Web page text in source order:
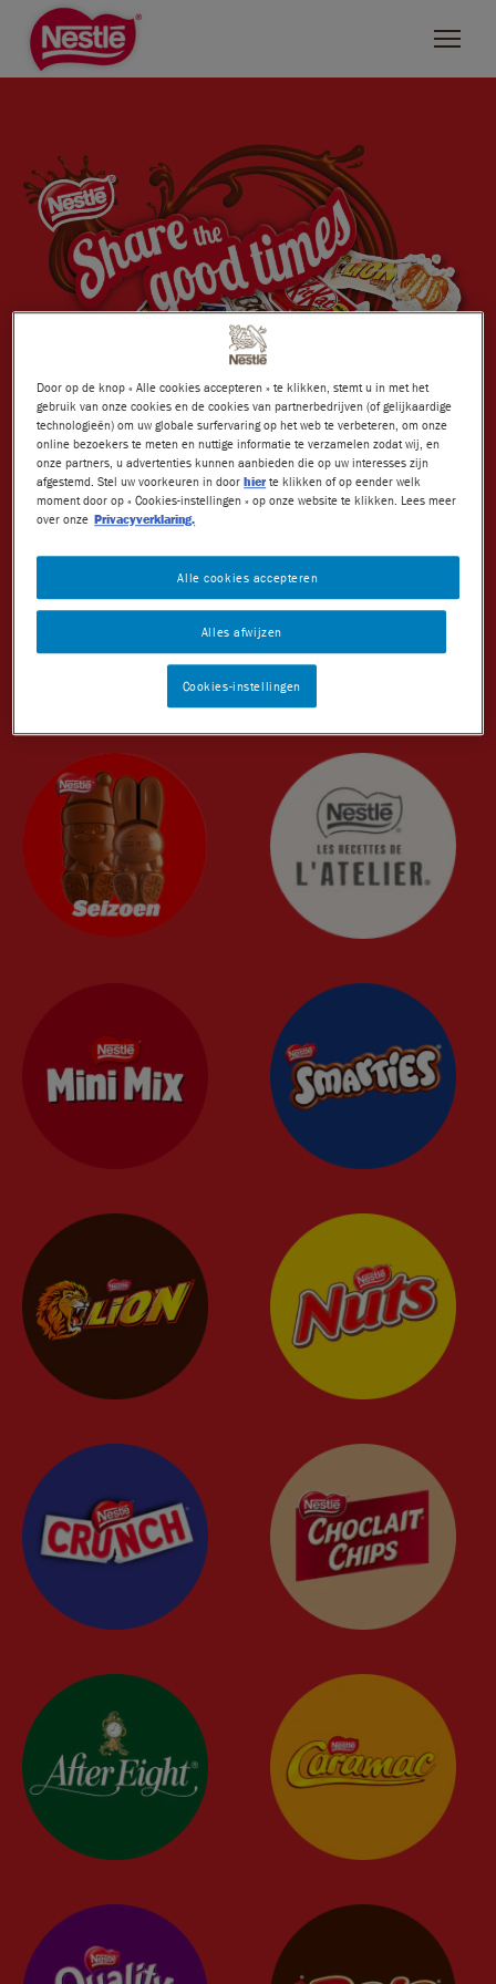
main
content
NESTLÉ MERKEN
L'Atelier
Bros
Rolo
Smarties
Lion
Caramac
Quality Street
Mini's
Seizoenschocolade
Geniet gerust, maar wel bewust
RECEPTEN
VRAGEN & CONTACT
ONZE MERKEN
Door op de knop « Alle cookies accepteren » te klikken, stemt u in met het
gebruik van onze cookies en de cookies van partnerbedrijven (of gelijkaardige
technologieën) om uw globale surfervaring op het web te verbeteren, om onze
online bezoekers te meten en nuttige informatie te verzamelen zodat wij, en
onze partners, u advertenties kunnen aanbieden die op uw interesses zijn
afgestemd. Stel uw voorkeuren in doorhier te klikken of op eender welk
moment door op « Cookies-instellingen » op onze website te klikken. Lees meer
over onze Privacyverklaring.
Alles afwijzen
Alle cookies accepteren
Cookies-instellingen